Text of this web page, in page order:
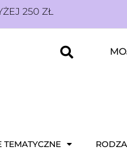
250 ZŁ
TEMATYCZNE